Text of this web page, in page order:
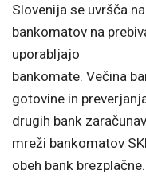
Slovenija se uvršča
bankomatov na
uporabljajo
bankomate. Večina
gotovine in
drugih bank
mreži bankomatov
obeh bank brezplačne.